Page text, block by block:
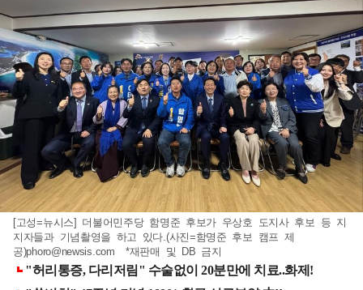
[고성=뉴시스] 더불어민주당 함명준 후보가 우상호 도지사 후보 등 지
지자들과 기념촬영을 하고 있다.(사진=함명준 후보 캠프 제
공)phoro@newsis.com *재판매 및 DB 금지